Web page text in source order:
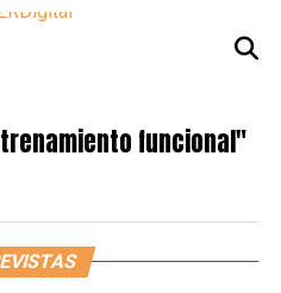
funcional"